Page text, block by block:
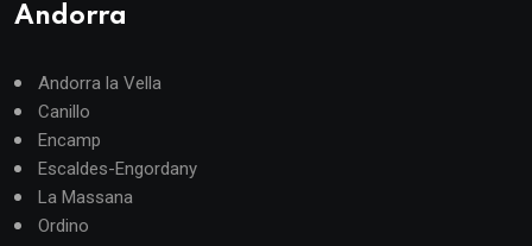
Andorra
Andorra la Vella
Canillo
Encamp
Escaldes-Engordany
La Massana
Ordino